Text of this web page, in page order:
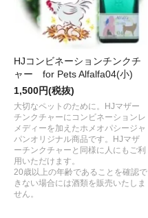
HJコンビネーションチンクチ
ャー for Pets Alfalfa04(小)
1,500円(税抜)
大切なペットのために。HJマザー
チンクチャーにコンビネーションレ
メディーを加えたホメオパシージャ
パンオリジナル商品です。HJマザ
ーチンクチャーと同様に人にもご利
用いただけます。
20歳以上の年齢であることを確認で
きない場合には酒類を販売いたしま
せん。